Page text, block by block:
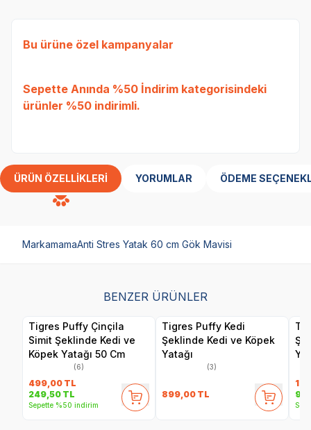
Bu ürüne özel kampanyalar
Sepette Anında %50 İndirim kategorisindeki
ürünler %50 indirimli.
ÜRÜN ÖZELLIKLERI YORUMLAR ÖDEME
MarkamamaAnti Stres Yatak 60 cm Gök Mavisi
BENZER ÜRÜNLER
Tigres Puffy Çinçila
Simit Şeklinde Kedi ve
Köpek Yatağı 50 Cm
(6)
499,00 TL
249,50 TL
Sepette %50 indirim
Tigres Puffy Kedi
Şeklinde Kedi ve Köpek
Yatağı
(3)
899,00 TL